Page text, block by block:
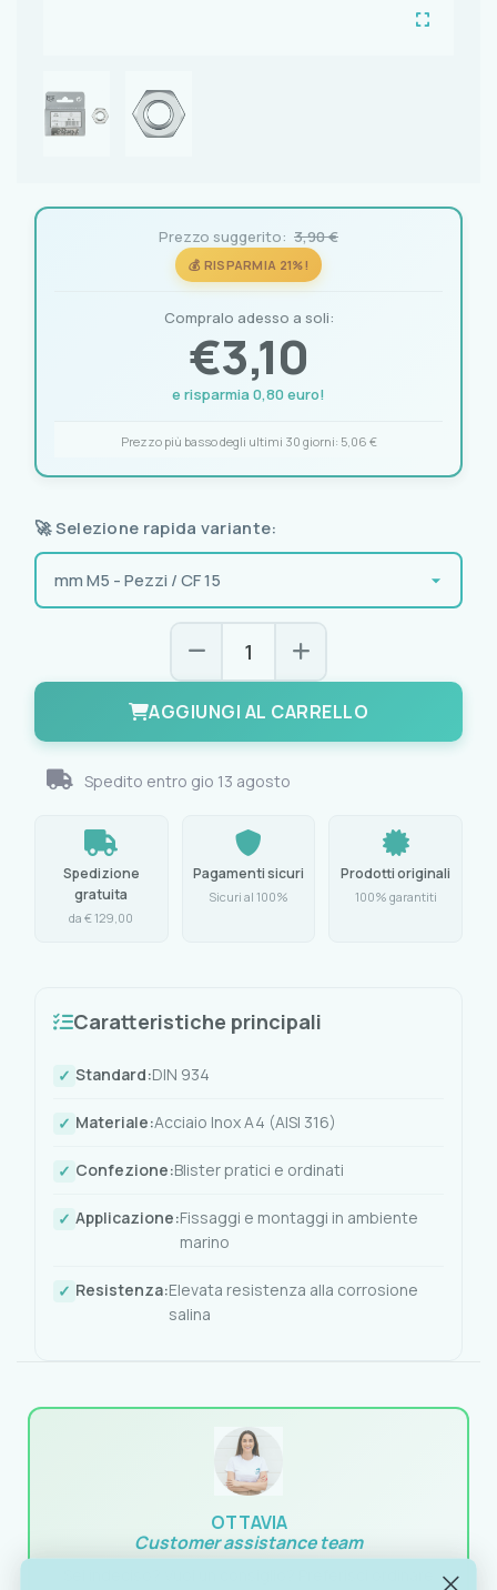
Prezzo suggerito: 3,90 €
💰 RISPARMIA 21%!
Compralo adesso a soli:
€3,10
e risparmia 0,80 euro!
Prezzo più basso degli ultimi 30 giorni: 5,06 €
🚀 Selezione rapida variante:
AGGIUNGI AL CARRELLO
Spedito entro gio 13 agosto
Spedizione
gratuita
da € 129,00
Pagamenti sicuri
Sicuri al 100%
Prodotti originali
100% garantiti
Caratteristiche principali
Standard:DIN 934
Materiale:Acciaio Inox A4 (AISI 316)
Confezione:Blister pratici e ordinati
Applicazione:Fissaggi e montaggi in ambiente
marino
Resistenza:Elevata resistenza alla corrosione
salina
OTTAVIA
Customer assistance team